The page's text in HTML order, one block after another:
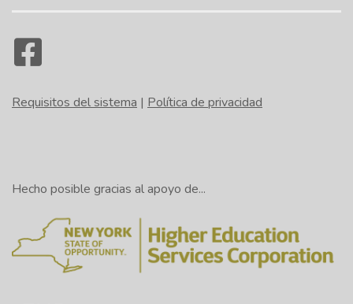
Requisitos del sistema | Política de privacidad
Hecho posible gracias al apoyo de...